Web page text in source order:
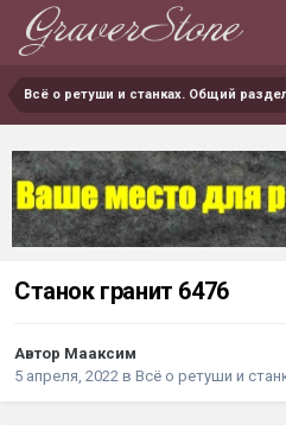
Всё о ретуши и станках. Общий
Станок гранит 6476
Автор Мааксим
5 апреля, 2022 в Всё о ретуши и